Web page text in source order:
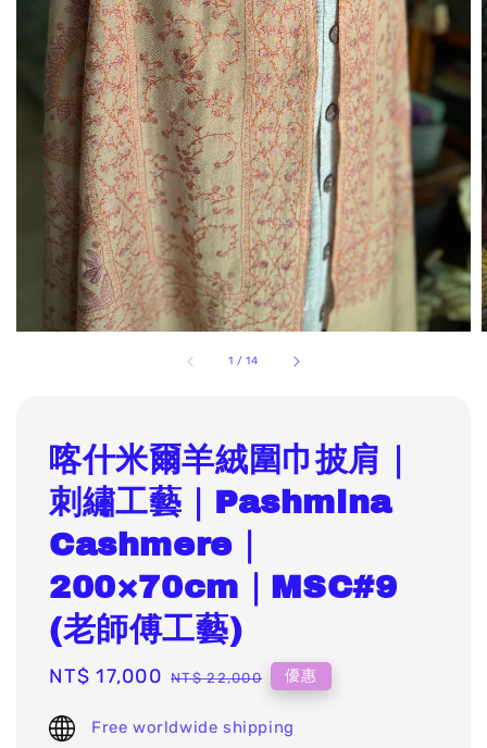
1 /14
喀什米爾羊絨圍巾披肩｜
刺繡工藝｜Pashmina
Cashmere｜
200×70cm｜MSC#9
(老師傅工藝)
Sale
NT$ 17,000 Regular
NT$ 22,000 優惠
Free worldwide shipping